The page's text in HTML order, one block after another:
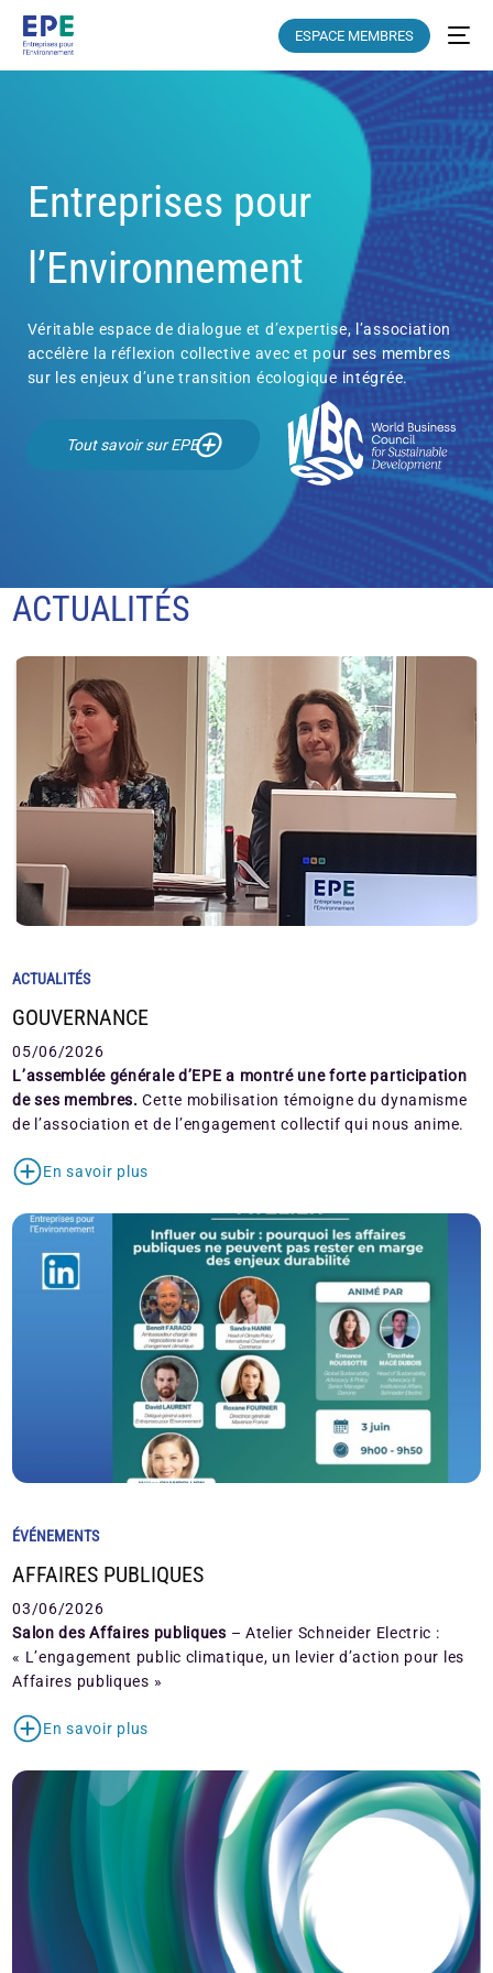
ESPACE MEMBRES
Entreprises pour
l’Environnement
Véritable espace de dialogue et d’expertise, l’association
accélère la réflexion collective avec et pour ses membres
sur les enjeux d’une transition écologique intégrée.
Tout savoir sur EPE
ACTUALITÉS
ACTUALITÉS
GOUVERNANCE
05/06/2026
L’assemblée générale d’EPE a montré une forte participation
de ses membres.Cette mobilisation témoigne du dynamisme
de l’association et de l’engagement collectif qui nous anime.
En savoir plus
ÉVÉNEMENTS
AFFAIRES PUBLIQUES
03/06/2026
Salon des Affaires publiques – Atelier Schneider Electric :
« L’engagement public climatique, un levier d’action pour les
Affaires publiques »
En savoir plus